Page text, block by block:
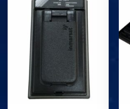
9505 và 9505A